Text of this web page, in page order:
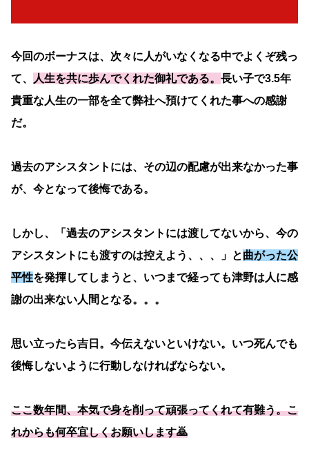
今回のボーナスは、次々に人がいなくなる中でよくぞ残っ
て、
人生を共に歩んでくれた御礼である。 長い子で3.5年
貴重な人生の一部を全て弊社へ預けてくれた事への感謝
だ。
過去のアシスタントには、その辺の配慮が出来なかった事
が、今となって後悔である。
しかし、「過去のアシスタントには渡してないから、今の
アシスタントにも渡すのは控えよう、、、」と曲がった公
平性を発揮してしまうと、いつまで経っても津野は人に感
謝の出来ない人間となる。。。
思い立ったら吉日。今伝えないといけない。いつ死んでも
後悔しないように行動しなければならない。
ここ数年間、本気で身を削って頑張ってくれて有難う。こ
れからも何卒宜しくお願いします🙇